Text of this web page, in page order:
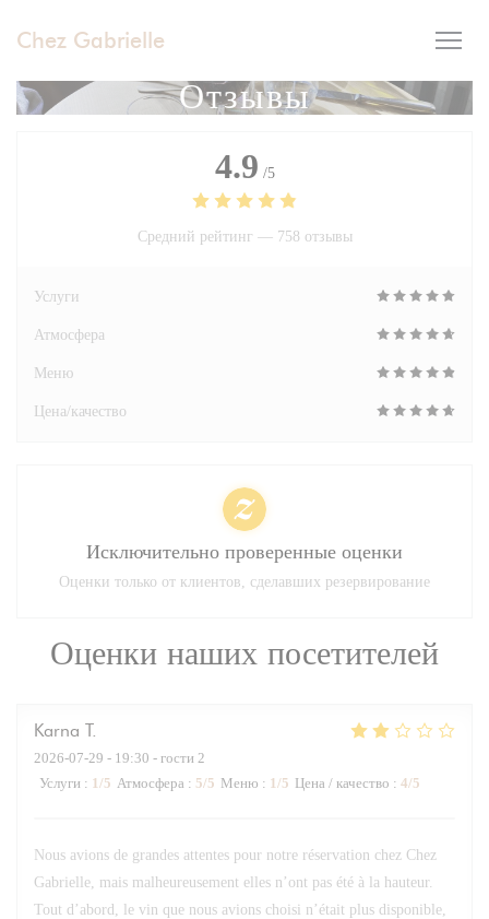
Chez Gabrielle
Отзывы
Оценки наших посетителей
Karna T
2026-07-29 - 19:30 - гости 2
Услуги : 1/5 Атмосфера : 5/5 Меню : 1/5 Цена / качество : 4/5
Nous avions de grandes attentes pour notre réservation chez Chez
Gabrielle, mais malheureusement elles n’ont pas été à la hauteur.
Tout d’abord, le vin que nous avions choisi n’était plus disponible,
4.9 /5
Средний рейтинг — 758 отзывы
Услуги
Атмосфера
Меню
Цена/качество
Исключительно проверенные оценки
Оценки только от клиентов, сделавших резервирование